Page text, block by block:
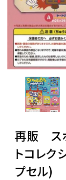
販促用カ
再販 ス
トコレ
プセル)